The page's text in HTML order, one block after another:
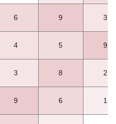
6 9 3
4 5 9
3 8 2
9 6 1